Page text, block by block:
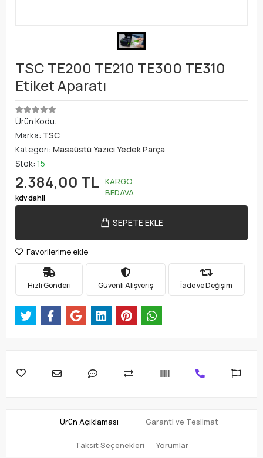
TSC TE200 TE210 TE300 TE310
Etiket Aparatı
Ürün Kodu:
Marka: TSC
Kategori: Masaüstü Yazıcı Yedek Parça
Stok: 15
2.384,00 TL
kdv dahil
KARGO
BEDAVA
SEPETE EKLE
Favorilerime ekle
Hızlı Gönderi Güvenli Alışveriş İade ve Değişim
Ürün Açıklaması Garanti ve Teslimat
Taksit Seçenekleri Yorumlar